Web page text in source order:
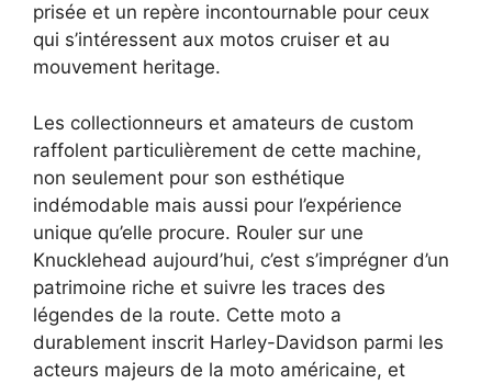
prisée et un repère incontournable pour ceux
qui s’intéressent aux motos cruiser et au
mouvement heritage.
Les collectionneurs et amateurs de custom
raffolent particulièrement de cette machine,
non seulement pour son esthétique
indémodable mais aussi pour l’expérience
unique qu’elle procure. Rouler sur une
Knucklehead aujourd’hui, c’est s’imprégner d’un
patrimoine riche et suivre les traces des
légendes de la route. Cette moto a
durablement inscrit Harley-Davidson parmi les
acteurs majeurs de la moto américaine, et